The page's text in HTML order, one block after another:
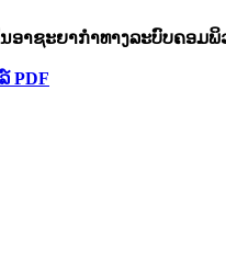
າຊະຍາກຳທາງລະບົບຄອມພິ
PDF